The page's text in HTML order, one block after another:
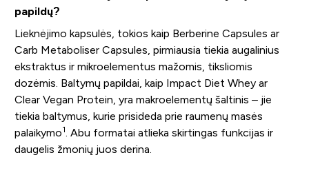
papildų?
Lieknėjimo kapsulės, tokios kaip Berberine Capsules ar
Carb Metaboliser Capsules, pirmiausia tiekia augalinius
ekstraktus ir mikroelementus mažomis, tiksliomis
dozėmis. Baltymų papildai, kaip Impact Diet Whey ar
Clear Vegan Protein, yra makroelementų šaltinis – jie
tiekia baltymus, kurie prisideda prie raumenų masės
palaikymo1 . Abu formatai atlieka skirtingas funkcijas ir
daugelis žmonių juos derina.